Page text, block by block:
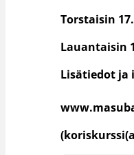
Torstaisin
Lauantaisin
Lisätiedot